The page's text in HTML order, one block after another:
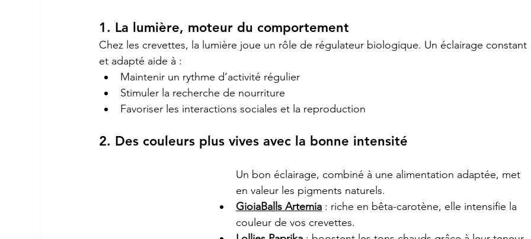
1. La lumière, moteur du comportement
Chez les crevettes, la lumière joue un rôle de régulateur biologique. Un éclairage constant
et adapté aide à :
Maintenir un rythme d’activité régulier
Stimuler la recherche de nourriture
Favoriser les interactions sociales et la reproduction
2. Des couleurs plus vives avec la bonne intensité
Un bon éclairage, combiné à une alimentation adaptée, met
en valeur les pigments naturels.
GioiaBalls Artemia : riche en bêta-carotène, elle intensifie la
couleur de vos crevettes.